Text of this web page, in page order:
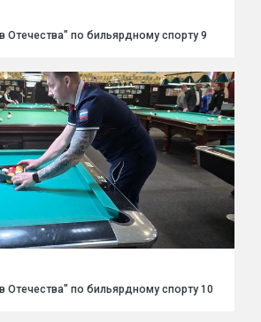
Отечества" по бильярдному спорту 9
Отечества" по бильярдному спорту 10